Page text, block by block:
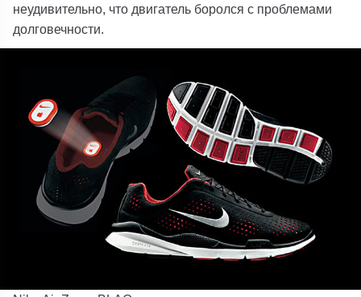
неудивительно, что двигатель боролся с проблемами
долговечности.